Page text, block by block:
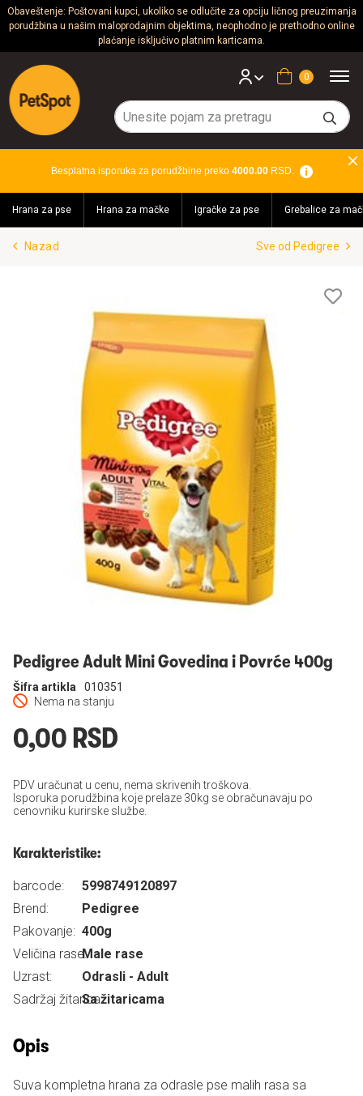
Obaveštenje: Poštovani kupci, ukoliko se odlučite za opciju ličnog preuzimanja
porudžbina u našim maloprodajnim objektima, neophodno je prethodno online
plaćanje isključivo platnim karticama.
Psi
Mačke
Glodari
Akvaristika
Teraristika
Brendovi
Akcija!
Korpa
Besplatna isporuka za porudžbine preko 4000.00RSD.
Hrana za pse Hrana za mačke Igračke za pse Grebalice za
Nazad Sve od Pedigree
Pedigree Adult Mini Govedina i Povrće 400g
Nema na stanju
Šifra artikla 010351
0,00 RSD
PDV uračunat u cenu, nema skrivenih troškova.
Isporuka porudžbina koje prelaze 30kg se obračunavaju po
cenovniku kurirske službe.
Karakteristike:
barcode:
5998749120897
Brend:
Pedigree
Pakovanje: 400g
Veličina rase:Male rase
Uzrast:
Odrasli - Adult
Sadržaj žitarica:Sa žitaricama
Opis
Suva kompletna hrana za odrasle pse malih rasa sa